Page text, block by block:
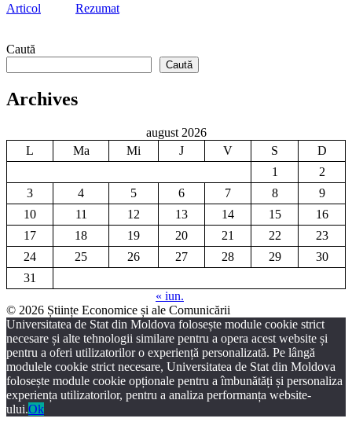
Articol
Rezumat
Caută
Caută
Archives
august 2026
L
Ma Mi J V S
D
1
2
3
4 5 6 7 8
9
10
11 12 13 14 15
16
17
18 19 20 21 22
23
24
25 26 27 28 29
30
31
« iun.
© 2026 Științe Economice și ale Comunicării
Universitatea de Stat din Moldova folosește module cookie strict
necesare și alte tehnologii similare pentru a opera acest website și
pentru a oferi utilizatorilor o experiență personalizată. Pe lângă
modulele cookie strict necesare, Universitatea de Stat din Moldova
folosește module cookie opționale pentru a îmbunătăți și personaliza
experiența utilizatorilor, pentru a analiza performanța website-
ului.Ok